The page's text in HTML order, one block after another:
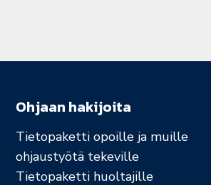
Ohjaan hakijoita
Tietopaketti opoille ja muille
ohjaustyötä tekeville
Tietopaketti huoltajille